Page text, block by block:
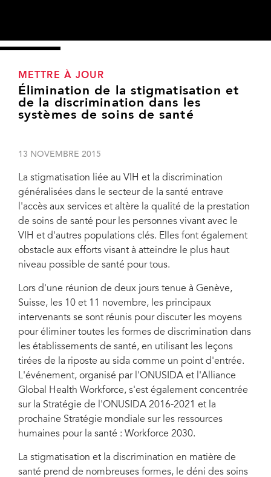
Lors d'une réunion de deux jours tenue à Genève, Suisse, les 10 et 11 novembre,
les principaux intervenants se sont réunis pour discuter les moyens pour éliminer
toutes les formes de discrimination dans les établissements de santé, en utilisant
les leçons tirées de la riposte au sida comme un point d'entrée.
METTRE À JOUR
Élimination de la stigmatisation et
de la discrimination dans les
systèmes de soins de santé
13 NOVEMBRE 2015
La stigmatisation liée au VIH et la discrimination
généralisées dans le secteur de la santé entrave
l'accès aux services et altère la qualité de la prestation
de soins de santé pour les personnes vivant avec le
VIH et d'autres populations clés. Elles font également
obstacle aux efforts visant à atteindre le plus haut
niveau possible de santé pour tous.
Lors d'une réunion de deux jours tenue à Genève,
Suisse, les 10 et 11 novembre, les principaux
intervenants se sont réunis pour discuter les moyens
pour éliminer toutes les formes de discrimination dans
les établissements de santé, en utilisant les leçons
tirées de la riposte au sida comme un point d'entrée.
L'événement, organisé par l'ONUSIDA et l'Alliance
Global Health Workforce, s'est également concentrée
sur la Stratégie de l'ONUSIDA 2016-2021 et la
prochaine Stratégie mondiale sur les ressources
humaines pour la santé : Workforce 2030.
La stigmatisation et la discrimination en matière de
santé prend de nombreuses formes, le déni des soins